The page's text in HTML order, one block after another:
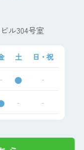
ル304号室
土 日・祝
- -
- -